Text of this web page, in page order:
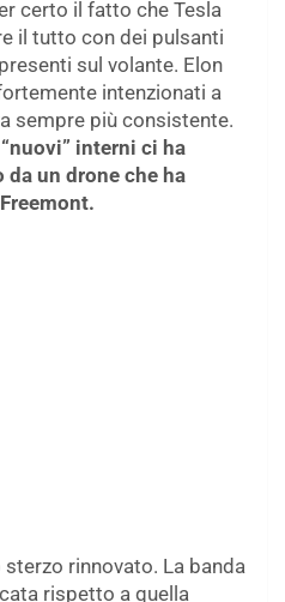
certo il fatto che Tesla
il tutto con dei pulsanti
sul volante. Elon
intenzionati a
sempre più consistente.
interni ci ha
un drone che ha
rinnovato. La banda
rispetto a quella